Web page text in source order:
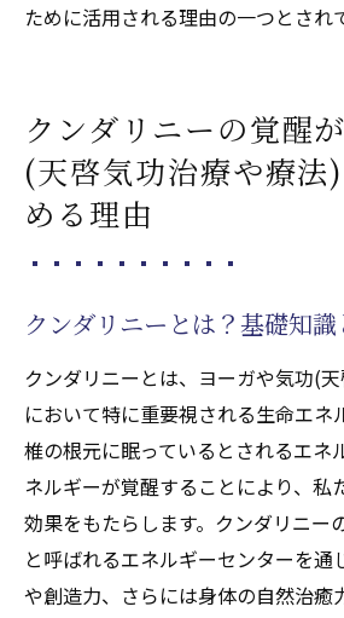
ために活用される理由の一つとされ
クンダリニーの覚醒
(天啓気功治療や療法
める理由
クンダリニーとは？基礎知
クンダリニーとは、ヨーガや気功(
において特に重要視される生命エネ
椎の根元に眠っているとされるエネ
ネルギーが覚醒することにより、私
効果をもたらします。クンダリニー
と呼ばれるエネルギーセンターを通
や創造力、さらには身体の自然治癒